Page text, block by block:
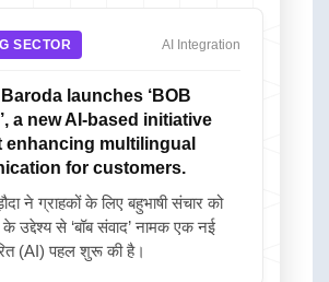
SECTOR AI Integration
launches ‘BOB
a new AI-based initiative
enhancing multilingual
for customers.
ने ग्राहकों के लिए बहुभाषी संचार को
उद्देश्य से ‘बॉब संवाद’ नामक एक नई
(AI) पहल शुरू की है।